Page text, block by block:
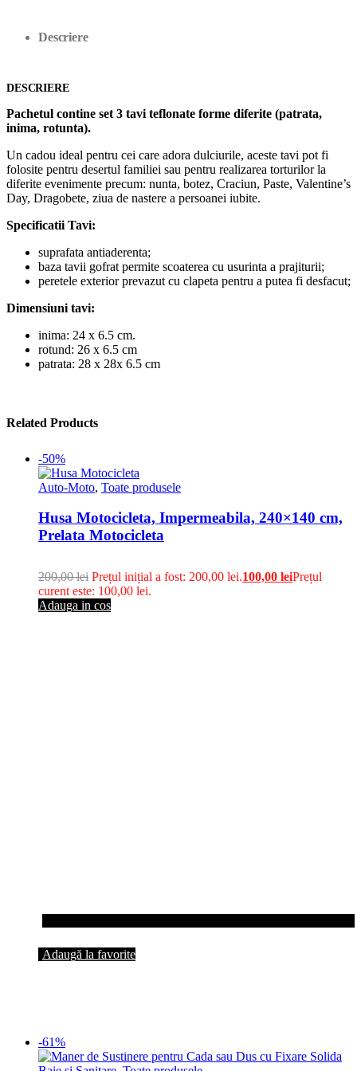
Descriere
DESCRIERE
Pachetul contine set 3 tavi teflonate forme diferite (patrata,
inima, rotunta).
Un cadou ideal pentru cei care adora dulciurile, aceste tavi pot fi
folosite pentru desertul familiei sau pentru realizarea torturilor la
diferite evenimente precum: nunta, botez, Craciun, Paste, Valentine’s
Day, Dragobete, ziua de nastere a persoanei iubite.
Specificatii Tavi:
suprafata antiaderenta;
baza tavii gofrat permite scoaterea cu usurinta a prajiturii;
peretele exterior prevazut cu clapeta pentru a putea fi desfacut;
Dimensiuni tavi:
inima: 24 x 6.5 cm.
rotund: 26 x 6.5 cm
patrata: 28 x 28x 6.5 cm
Related Products
-50%
Auto-Moto, Toate produsele
Husa Motocicleta, Impermeabila, 240×140 cm,
Prelata Motocicleta
200,00lei Prețul inițial a fost: 200,00 lei.100,00 leiPrețul
curent este: 100,00 lei.
Adauga in cos
Adaugă la favorite
-61%